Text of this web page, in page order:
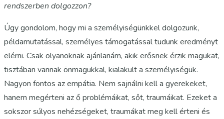
rendszerben dolgozzon?
Úgy gondolom, hogy mi a személyiségünkkel dolgozunk,
példamutatással, személyes támogatással tudunk eredményt
elérni. Csak olyanoknak ajánlanám, akik erősnek érzik magukat,
tisztában vannak önmagukkal, kialakult a személyiségük.
Nagyon fontos az empátia. Nem sajnálni kell a gyerekeket,
hanem megérteni az ő problémáikat, sőt, traumáikat. Ezeket a
sokszor súlyos nehézségeket, traumákat meg kell érteni és